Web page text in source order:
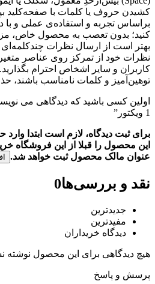
کشیدن حروف یا کلمات با صفحه‌کلید
براساس تجربه و استفاده‌ی عملی و
کنید؛ بدون تعصب به محصول خاص،
بهتر است از ارسال نظرات چندکلمه‌‌ای
نظرات خود از تمرکز روی عناصر
کاربران و سایر اشخاص احترام
توهین‌آمیز و کلمات نامناسب باشند،
1 ویکتور”
برای ثبت دیدگاه، لازم است ابتدا
این محصول را قبلا از این فروشگاه
عنوان مالک محصول ثبت خواهد شد.
نقد و بررسی‌ها0
جدیدترین
مفیدترین
دیدگاه خریداران
هیچ دیدگاهی برای این محصول نوشته
پرسش و پاسخ